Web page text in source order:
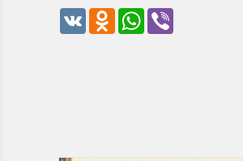
VK Odnoklassniki
WhatsApp